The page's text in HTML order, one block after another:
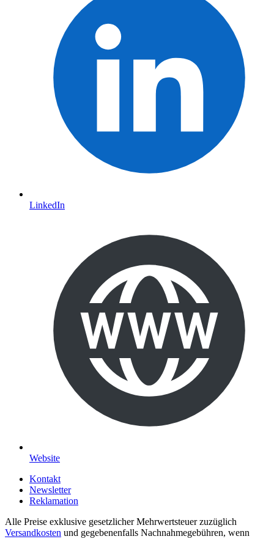
LinkedIn
Website
Kontakt
Newsletter
Reklamation
Alle Preise exklusive gesetzlicher Mehrwertsteuer zuzüglich
Versandkosten und gegebenenfalls Nachnahmegebühren, wenn